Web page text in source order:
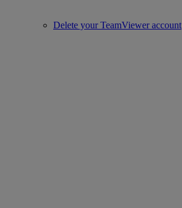
Delete your TeamViewer account